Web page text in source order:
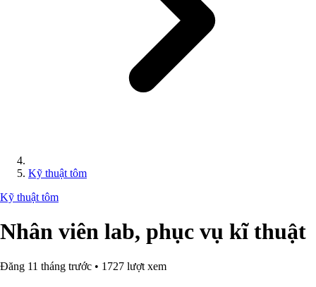
Kỹ thuật tôm
Kỹ thuật tôm
Nhân viên lab, phục vụ kĩ thuật
Đăng 11 tháng trước • 1727 lượt xem